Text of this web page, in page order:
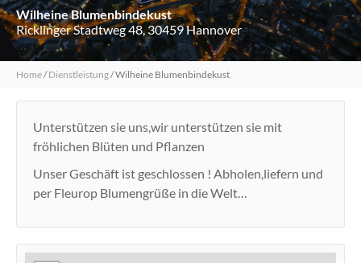
Wilheine Blumenbindekust
Ricklinger Stadtweg 48, 30459 Hannover
Home/Dienstleistung/Wilheine Blumenbindekust
Unterstützen sie uns,wir unterstützen sie mit
fröhlichen Blüten und Pflanzen
Unser Geschäft ist geschlossen ! Abholen,liefern und
per Fleurop Blumengrüße in die Welt…